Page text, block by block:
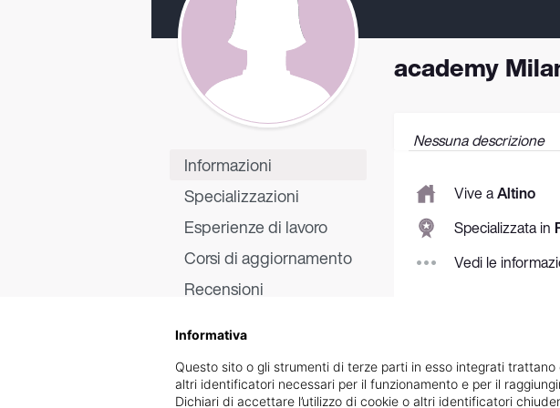
Informazioni
Specializzazioni
Esperienze di lavoro
Corsi di aggiornamento
Recensioni
academy
Nessuna descrizione
Vive aAltino
Specializzata in
Vedi le
Informativa
Questo sito o gli strumenti di terze parti in esso integrati
altri identificatori necessari per il funzionamento e per il
Dichiari di accettare l’utilizzo di cookie o altri identificatori